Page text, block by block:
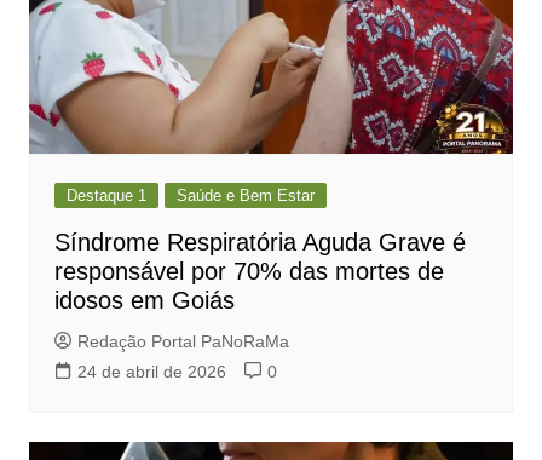
Destaque 1 Saúde e Bem Estar
Síndrome Respiratória Aguda Grave é
responsável por 70% das mortes de
idosos em Goiás
Redação Portal PaNoRaMa
24 de abril de 2026
0